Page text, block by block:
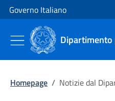
Vai al contenuto
Vai alla navigazione del sito
Governo Italiano
Homepage / Notizie dal